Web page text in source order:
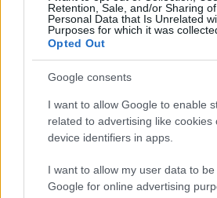
Retention, Sale, and/or Sharing
Personal Data that Is Unrelated
Purposes for which it was
Opted Out
Google consents
I want to allow Google to enable
related to advertising like cookies
device identifiers in apps.
I want to allow my user data to
Google for online advertising
gazda 4-6 órán belül nem
Infopontnál, kutyapanzióba
amelynek költségét az állat
kell állnia.
Malinócki Tamás
és egy degut találtak, illetve
siklót mentettek ki a
jelentkezett a gazdája.
egy francia lány megígérte, a